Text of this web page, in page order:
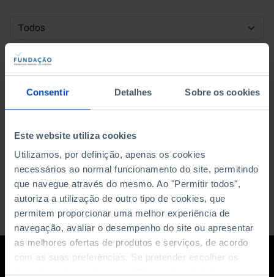
Consentir Detalhes Sobre os cookies
Este website utiliza cookies
Utilizamos, por definição, apenas os cookies
necessários ao normal funcionamento do site, permitindo
que navegue através do mesmo. Ao "Permitir todos",
autoriza a utilização de outro tipo de cookies, que
permitem proporcionar uma melhor experiência de
navegação, avaliar o desempenho do site ou apresentar
as melhores ofertas de produtos e serviços, de acordo
com as suas preferências. Se pretender escolher os
DATA DE INÍCIO
DATA DE FIM